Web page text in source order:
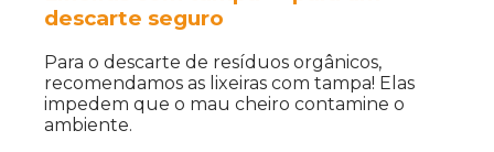
descarte seguro
Para o descarte de resíduos orgânicos,
recomendamos as lixeiras com tampa! Elas
impedem que o mau cheiro contamine o
ambiente.